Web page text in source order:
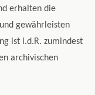
erhalten die
gewährleisten
ist i.d.R. zumindest
archivischen